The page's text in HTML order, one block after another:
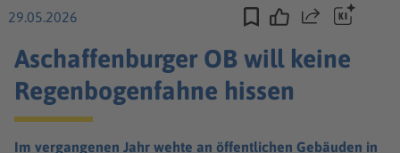
29.05.2026 Teilen
Aschaffenburger OB will keine
Regenbogenfahne hissen
Im vergangenen Jahr wehte an öffentlichen Gebäuden in